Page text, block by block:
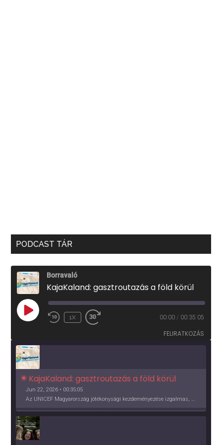
PODCAST TÁR
Borravaló
KajaKaland: gasztroutazás a föld körül
PLAY
EPISODE
1X 00:00 / 00:35:05
FELIRATKOZÁS
KajaKaland: gasztroutazás a föld körül
Jun 22, 2026 • 00:35:05
Az UNICEF Magyarország jótékonysági kezdeményezése izgalmas, egész éves világkörüli ízutazásra hív, igazi családi program és gasztroedukáció, illetve segítség a rászorulóknak is egyben.